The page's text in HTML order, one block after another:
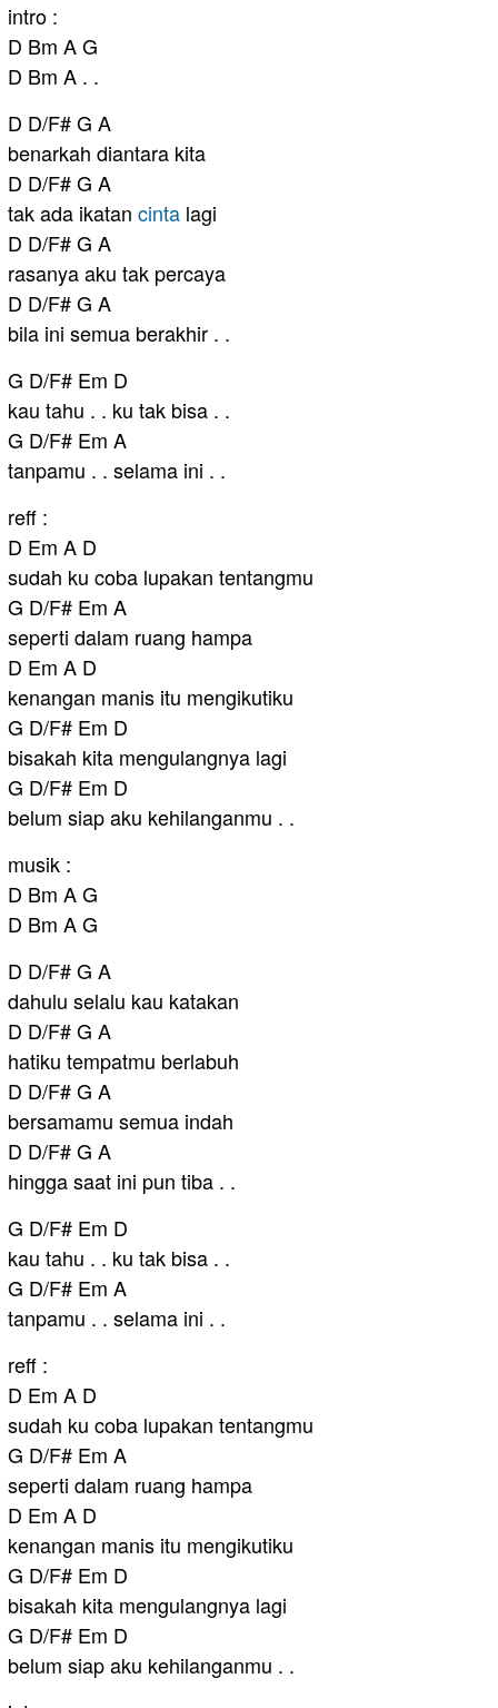
intro :
D Bm A G
D Bm A . .
D D/F# G A
benarkah diantara kita
D D/F# G A
tak ada ikatan cinta lagi
D D/F# G A
rasanya aku tak percaya
D D/F# G A
bila ini semua berakhir . .
G D/F# Em D
kau tahu . . ku tak bisa . .
G D/F# Em A
tanpamu . . selama ini . .
reff :
D Em A D
sudah ku coba lupakan tentangmu
G D/F# Em A
seperti dalam ruang hampa
D Em A D
kenangan manis itu mengikutiku
G D/F# Em D
bisakah kita mengulangnya lagi
G D/F# Em D
belum siap aku kehilanganmu . .
musik :
D Bm A G
D Bm A G
D D/F# G A
dahulu selalu kau katakan
D D/F# G A
hatiku tempatmu berlabuh
D D/F# G A
bersamamu semua indah
D D/F# G A
hingga saat ini pun tiba . .
G D/F# Em D
kau tahu . . ku tak bisa . .
G D/F# Em A
tanpamu . . selama ini . .
reff :
D Em A D
sudah ku coba lupakan tentangmu
G D/F# Em A
seperti dalam ruang hampa
D Em A D
kenangan manis itu mengikutiku
G D/F# Em D
bisakah kita mengulangnya lagi
G D/F# Em D
belum siap aku kehilanganmu . .